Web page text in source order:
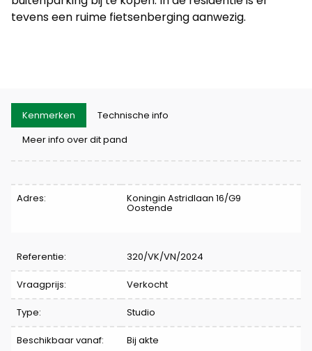
tevens een ruime fietsenberging aanwezig.
Kenmerken
Technische info
Meer info over dit pand
Kenmerken
Adres: Koningin Astridlaan 16/G9
Oostende
Referentie: 320/VK/VN/2024
Vraagprijs: Verkocht
Type: Studio
Beschikbaar vanaf: Bij akte